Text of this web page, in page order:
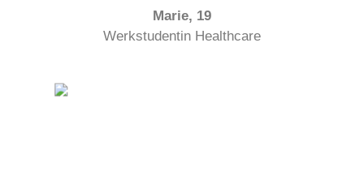
Marie, 19
Werkstudentin Healthcare